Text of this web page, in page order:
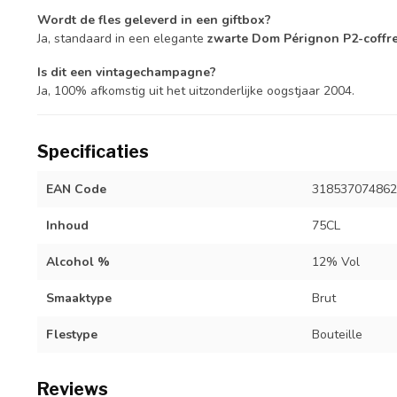
Wordt de fles geleverd in een giftbox?
Ja, standaard in een elegante zwarte Dom Pérignon P2-
Is dit een vintagechampagne?
Ja, 100% afkomstig uit het uitzonderlijke oogstjaar 2004.
Specificaties
EAN Code
Inhoud 75CL
Alcohol % 12% Vol
Smaaktype Brut
Flestype Bouteille
Reviews